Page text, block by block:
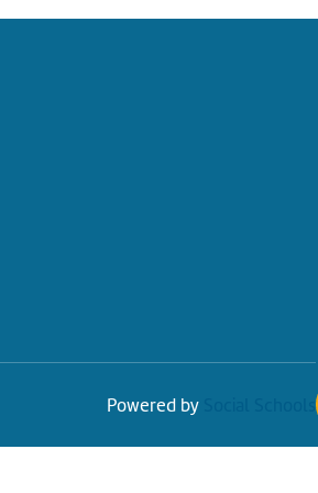
Powered by Social Schools